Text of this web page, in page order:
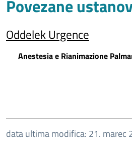
Povezane
Oddelek Urgence
Anestesia e Rianimazione
data ultima modifica: 21. marec